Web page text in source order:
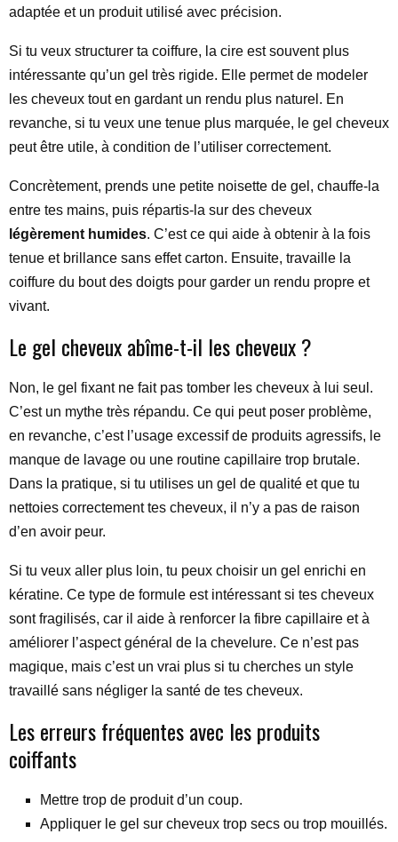
adaptée et un produit utilisé avec précision.
Si tu veux structurer ta coiffure, la cire est souvent plus
intéressante qu’un gel très rigide. Elle permet de modeler
les cheveux tout en gardant un rendu plus naturel. En
revanche, si tu veux une tenue plus marquée, le gel cheveux
peut être utile, à condition de l’utiliser correctement.
Concrètement, prends une petite noisette de gel, chauffe-la
entre tes mains, puis répartis-la sur des cheveux
légèrement humides. C’est ce qui aide à obtenir à la fois
tenue et brillance sans effet carton. Ensuite, travaille la
coiffure du bout des doigts pour garder un rendu propre et
vivant.
Le gel cheveux abîme-t-il les cheveux ?
Non, le gel fixant ne fait pas tomber les cheveux à lui seul.
C’est un mythe très répandu. Ce qui peut poser problème,
en revanche, c’est l’usage excessif de produits agressifs, le
manque de lavage ou une routine capillaire trop brutale.
Dans la pratique, si tu utilises un gel de qualité et que tu
nettoies correctement tes cheveux, il n’y a pas de raison
d’en avoir peur.
Si tu veux aller plus loin, tu peux choisir un gel enrichi en
kératine. Ce type de formule est intéressant si tes cheveux
sont fragilisés, car il aide à renforcer la fibre capillaire et à
améliorer l’aspect général de la chevelure. Ce n’est pas
magique, mais c’est un vrai plus si tu cherches un style
travaillé sans négliger la santé de tes cheveux.
Les erreurs fréquentes avec les produits
coiffants
Mettre trop de produit d’un coup.
Appliquer le gel sur cheveux trop secs ou trop mouillés.